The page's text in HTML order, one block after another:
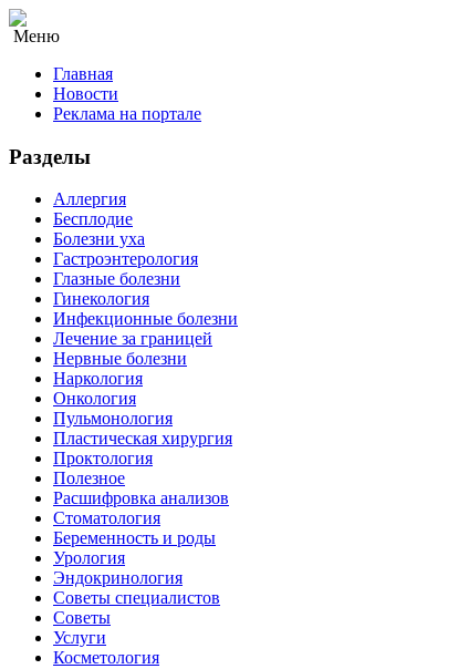
Меню
Главная
Новости
Реклама на портале
Разделы
Аллергия
Бесплодие
Болезни уха
Гастроэнтерология
Глазные болезни
Гинекология
Инфекционные болезни
Лечение за границей
Нервные болезни
Наркология
Онкология
Пульмонология
Пластическая хирургия
Проктология
Полезное
Расшифровка анализов
Стоматология
Беременность и роды
Урология
Эндокринология
Советы специалистов
Советы
Услуги
Косметология